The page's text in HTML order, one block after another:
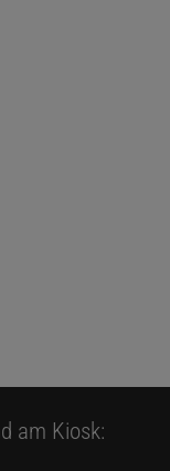
am Kiosk: